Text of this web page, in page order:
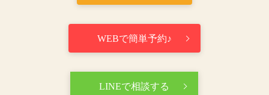
WEBで簡単予約♪
LINEで相談する